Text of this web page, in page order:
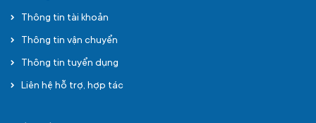
Thông tin tài khoản
Thông tin vận chuyển
Thông tin tuyển dụng
Liên hệ hỗ trợ, hợp tác